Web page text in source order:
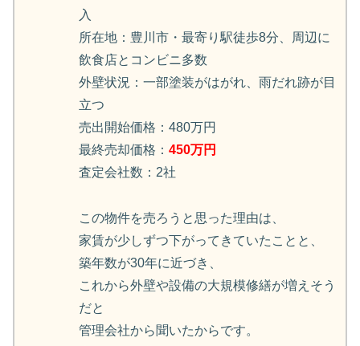
入
所在地：豊川市・最寄り駅徒歩8分、周辺に
飲食店とコンビニ多数
外壁状況：一部塗装がはがれ、雨だれ跡が目
立つ
売出開始価格：480万円
最終売却価格： 450万円
査定会社数：2社
この物件を売ろうと思った理由は、
家賃が少しずつ下がってきていたことと、
築年数が30年に近づき、
これから外壁や設備の大規模修繕が増えそう
だと
管理会社から聞いたからです。